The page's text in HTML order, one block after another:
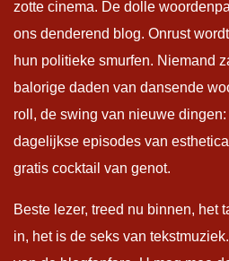
zotte cinema. De dolle
ons denderend blog. Onrust
hun politieke smurfen. Niemand
balorige daden van dansende
roll, de swing van nieuwe
dagelijkse episodes van
gratis cocktail van genot.
Beste lezer, treed nu binnen, het
in, het is de seks van